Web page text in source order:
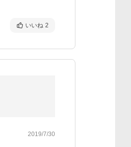
いいね 2
2019/7/30